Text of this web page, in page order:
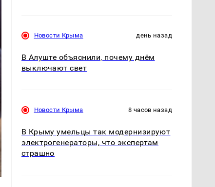
Новости Крыма день назад
В Алуште объяснили, почему днём
выключают свет
Новости Крыма 8 часов назад
В Крыму умельцы так модернизируют
электрогенераторы, что экспертам
страшно